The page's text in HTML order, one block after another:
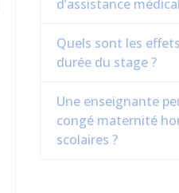
d’assistance
Quels sont les
durée du stage ?
Une enseignante
congé maternité
scolaires ?